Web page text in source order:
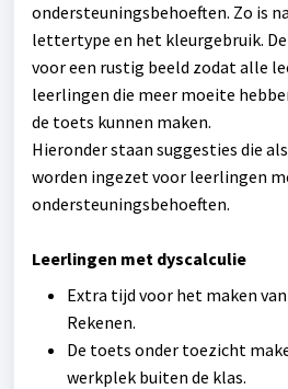
ondersteuningsbehoeften. Zo is
lettertype en het kleurgebruik.
voor een rustig beeld zodat alle
leerlingen die meer moeite
de toets kunnen maken.
Hieronder staan suggesties die
worden ingezet voor leerlingen
ondersteuningsbehoeften.
Leerlingen met dyscalculie
Extra tijd voor het maken
Rekenen.
De toets onder toezicht
werkplek buiten de klas.